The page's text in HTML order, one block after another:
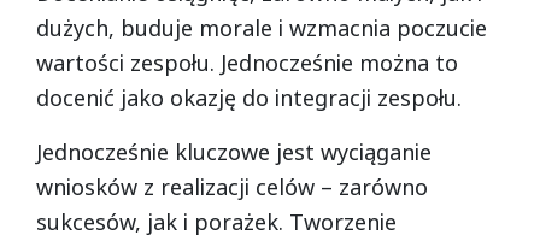
dużych, buduje morale i wzmacnia poczucie
wartości zespołu. Jednocześnie można to
docenić jako okazję do integracji zespołu.
Jednocześnie kluczowe jest wyciąganie
wniosków z realizacji celów – zarówno
sukcesów, jak i porażek. Tworzenie